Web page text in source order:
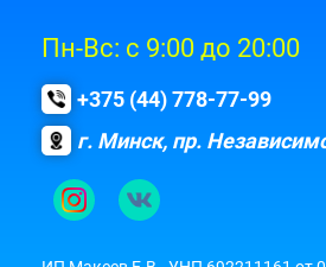
Пн-Вс: с 9:00 до 20:00
+375 (44) 778-77-99
г. Минск, пр.